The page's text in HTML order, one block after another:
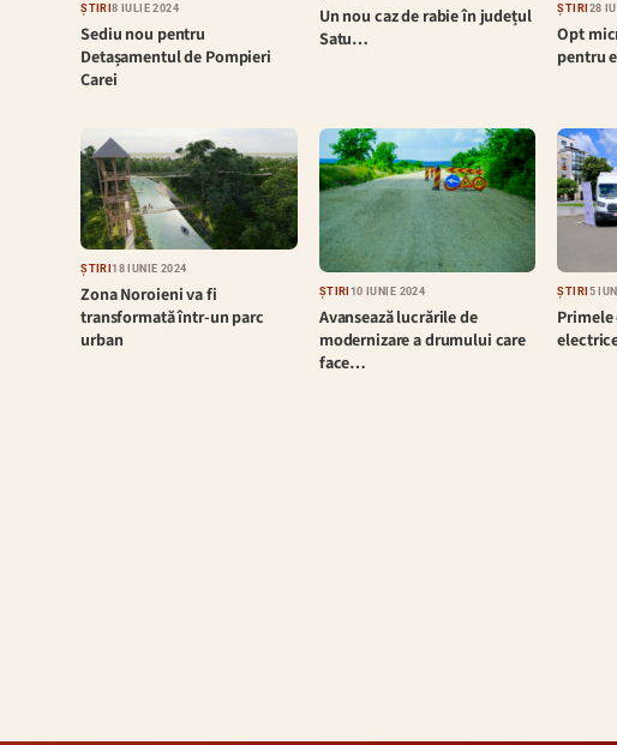
ȘTIRI8 IULIE 2024
Sediu nou pentru
Detașamentul de Pompieri
Carei
Un nou caz de rabie în județul
Satu…
ȘTIRI 28
Opt
pentru
ȘTIRI18 IUNIE 2024
Zona Noroieni va fi
transformată într-un parc
urban
ȘTIRI 10 IUNIE 2024
Avansează lucrările de
modernizare a drumului care
face…
ȘTIRI 5